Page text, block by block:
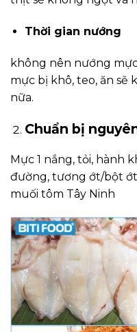
Thời gian nướng
không nên nướng
mực bị khô, teo, ăn
nữa.
Chuẩn bị
Mực 1 nắng, tỏi, hành
đường, tương ớt/bột
muối tôm Tây Ninh